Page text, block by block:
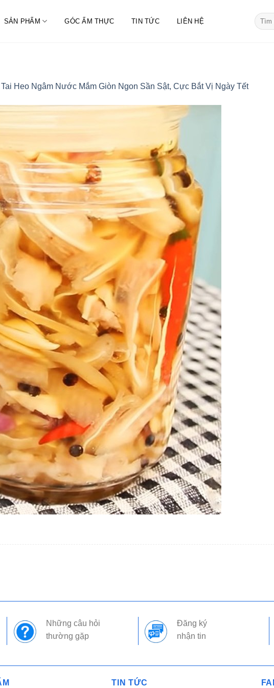
SẢN PHẨM GÓC ẨM THỰC TIN TỨC LIÊN HỆ
Tìm
kiếm:
Tai Heo Ngâm Nước Mắm Giòn Ngon Sần Sật, Cực Bắt Vị Ngày Tết
Những câu hỏi
thường gặp
Đăng ký
nhận tin
TIN TỨC